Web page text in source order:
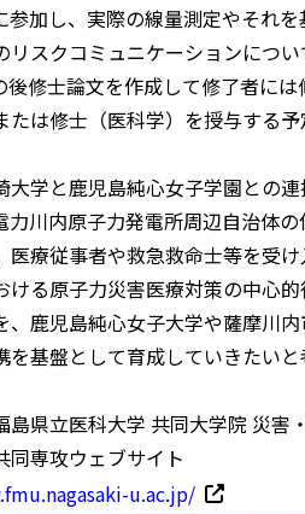
参加し、実際の線量測定やそれを
リスクコミュニケーションについ
後修士論文を作成して修了者には
たは修士（医科学）を授与する
大学と鹿児島純心女子学園との連
力川内原子力発電所周辺自治体の
医療従事者や救急救命士等を受け
ける原子力災害医療対策の中心的
、鹿児島純心女子大学や薩摩川内
を基盤として育成していきたいと
島県立医科大学 共同大学院 災害
同専攻ウェブサイト
u.ac.jp/